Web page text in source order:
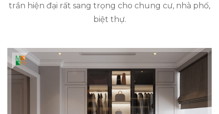
trần hiện đại rất sang trọng cho chung cư, nhà phố,
biệt thự.